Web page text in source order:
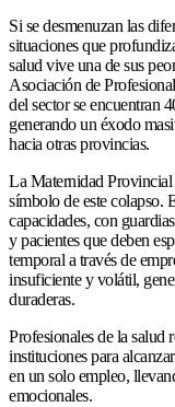
Si se desmenuzan las
situaciones que
salud vive una de sus
Asociación de
del sector se encuentran
generando un éxodo
hacia otras provincias.
La Maternidad Provincial
símbolo de este colapso.
capacidades, con
y pacientes que deben
temporal a través de
insuficiente y volátil,
duraderas.
Profesionales de la salud
instituciones para
en un solo empleo,
emocionales.